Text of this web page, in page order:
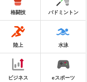
格闘技 バドミントン
陸上 水泳
ビジネス eスポーツ